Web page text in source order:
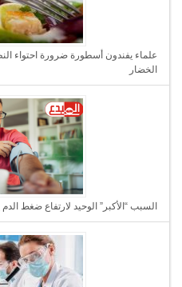
علماء يفندون أسطورة ضرورة احتواء
الخضار
السبب “الأكبر” الوحيد لارتفاع ضغط